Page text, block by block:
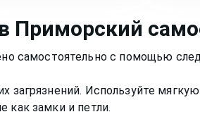
в Приморский
самостоятельно с помощью
загрязнений. Используйте
как замки и петли.